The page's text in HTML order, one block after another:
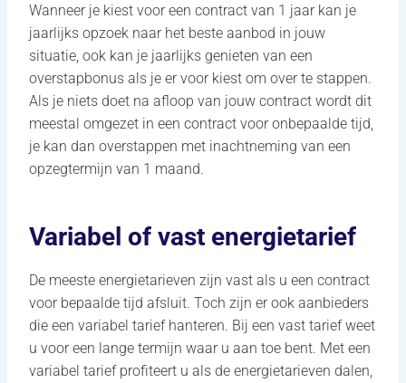
Wanneer je kiest voor een contract van 1 jaar kan je
jaarlijks opzoek naar het beste aanbod in jouw
situatie, ook kan je jaarlijks genieten van een
overstapbonus als je er voor kiest om over te stappen.
Als je niets doet na afloop van jouw contract wordt dit
meestal omgezet in een contract voor onbepaalde tijd,
je kan dan overstappen met inachtneming van een
opzegtermijn van 1 maand.
Variabel of vast energietarief
De meeste energietarieven zijn vast als u een contract
voor bepaalde tijd afsluit. Toch zijn er ook aanbieders
die een variabel tarief hanteren. Bij een vast tarief weet
u voor een lange termijn waar u aan toe bent. Met een
variabel tarief profiteert u als de energietarieven dalen,